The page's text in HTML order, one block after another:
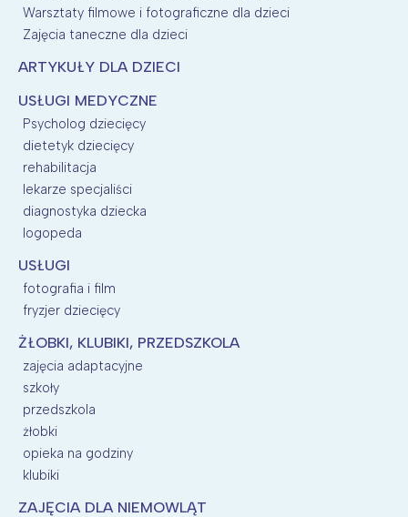
Warsztaty filmowe i fotograficzne dla dzieci
Zajęcia taneczne dla dzieci
ARTYKUŁY DLA DZIECI
USŁUGI MEDYCZNE
Psycholog dziecięcy
dietetyk dziecięcy
rehabilitacja
lekarze specjaliści
diagnostyka dziecka
logopeda
USŁUGI
fotografia i film
fryzjer dziecięcy
ŻŁOBKI, KLUBIKI, PRZEDSZKOLA
zajęcia adaptacyjne
szkoły
przedszkola
żłobki
opieka na godziny
klubiki
ZAJĘCIA DLA NIEMOWLĄT